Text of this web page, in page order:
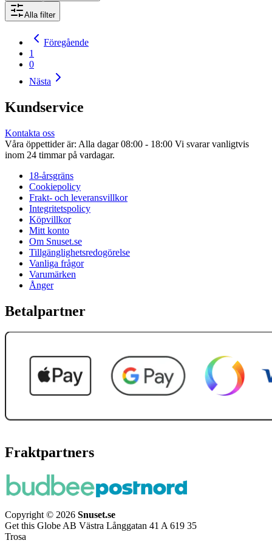
Alla filter
Föregående
1
0
Nästa
Kundservice
Kontakta oss
Våra öppettider är: Alla dagar 08:00 - 18:00 Vi svarar vanligtvis
inom 24 timmar på vardagar.
18-årsgräns
Cookiepolicy
Frakt- och leveransvillkor
Integritetspolicy
Köpvillkor
Mitt konto
Om Snuset.se
Tillgänglighetsredogörelse
Vanliga frågor
Varumärken
Ånger
Betalpartner
Fraktpartners
Copyright © 2026 Snuset.se
Get this Globe AB Västra Långgatan 41 A 619 35
Trosa